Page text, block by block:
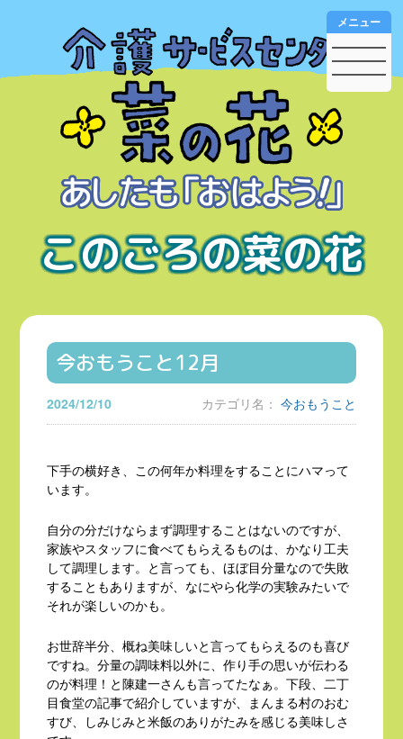
このごろの菜の花
メニュー
今おもうこと12月
2024/12/10 カテゴリ名： 今おもうこと
下手の横好き、この何年か料理をすることにハマって
います。
自分の分だけならまず調理することはないのですが、
家族やスタッフに食べてもらえるものは、かなり工夫
して調理します。と言っても、ほぼ目分量なので失敗
することもありますが、なにやら化学の実験みたいで
それが楽しいのかも。
お世辞半分、概ね美味しいと言ってもらえるのも喜び
ですね。分量の調味料以外に、作り手の思いが伝わる
のが料理！と陳建一さんも言ってたなぁ。下段、二丁
目食堂の記事で紹介していますが、まんまる村のおむ
すび、しみじみと米飯のありがたみを感じる美味しさ